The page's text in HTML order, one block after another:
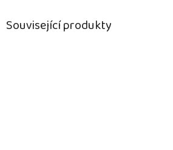
Související produkty